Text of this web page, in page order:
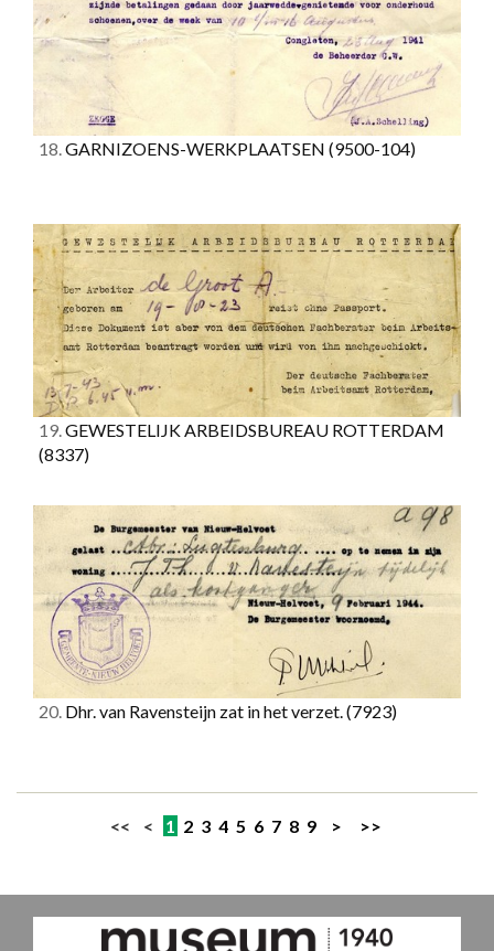
18.GARNIZOENS-WERKPLAATSEN (9500-104)
19.GEWESTELIJK ARBEIDSBUREAU ROTTERDAM
(8337)
20. Dhr. van Ravensteijn zat in het verzet.(7923)
<< < 1 2 3 4 5 6 7 8 9 > >>